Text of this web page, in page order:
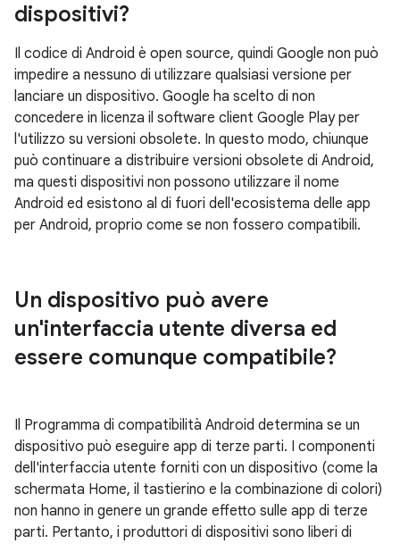
dispositivi?
Il codice di Android è open source, quindi Google non può
impedire a nessuno di utilizzare qualsiasi versione per
lanciare un dispositivo. Google ha scelto di non
concedere in licenza il software client Google Play per
l'utilizzo su versioni obsolete. In questo modo, chiunque
può continuare a distribuire versioni obsolete di Android,
ma questi dispositivi non possono utilizzare il nome
Android ed esistono al di fuori dell'ecosistema delle app
per Android, proprio come se non fossero compatibili.
Un dispositivo può avere
un'interfaccia utente diversa ed
essere comunque compatibile?
Il Programma di compatibilità Android determina se un
dispositivo può eseguire app di terze parti. I componenti
dell'interfaccia utente forniti con un dispositivo (come la
schermata Home, il tastierino e la combinazione di colori)
non hanno in genere un grande effetto sulle app di terze
parti. Pertanto, i produttori di dispositivi sono liberi di